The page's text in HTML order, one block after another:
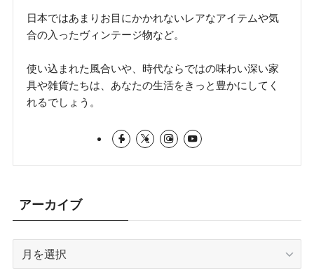
日本ではあまりお目にかかれないレアなアイテムや気
合の入ったヴィンテージ物など。
使い込まれた風合いや、時代ならではの味わい深い家
具や雑貨たちは、あなたの生活をきっと豊かにしてく
れるでしょう。
アーカイブ